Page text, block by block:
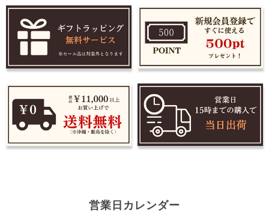
営業日カレンダー